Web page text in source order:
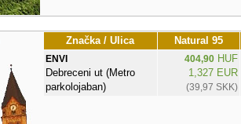
Značka / Ulica Natural 95
ENVI
Debreceni ut (Metro
parkolojaban)
404,90HUF
1,327 EUR
(39,97 SKK)